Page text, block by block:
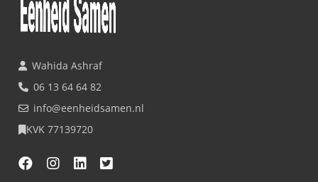
Wahida Ashraf
06 13 64 64 82
info@eenheidsamen.nl
KVK 77139720